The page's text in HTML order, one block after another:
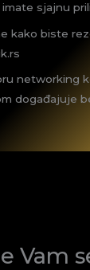
sjajnu
kako biste
networking
događajuje
Vam